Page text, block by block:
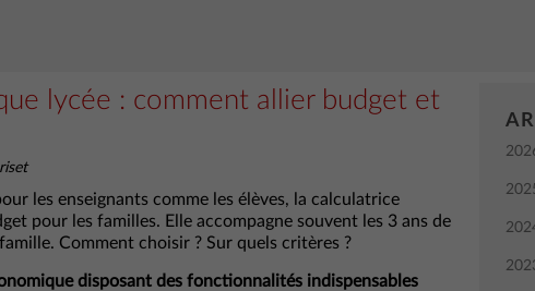
lycée : comment allier budget et
les enseignants comme les élèves, la calculatrice
pour les familles. Elle accompagne souvent les 3 ans de
Comment choisir ? Sur quels critères ?
disposant des fonctionnalités indispensables